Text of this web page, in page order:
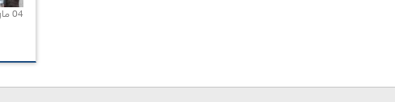
04 مارس 2020 |